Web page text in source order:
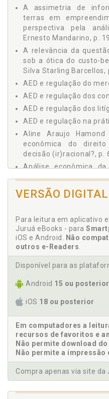
A ASSIMETRIA DE
TERRAS EM
PERSPECTIVA PELA
Ernesto Mandarino, p. 191
A assimetria de
terras em
perspectiva pela
Ernesto Mandarino, p.
A relevância da
sob a ótica do custo-
Silva Starling Barcellos,
AED e regulação do
AED e regulação dos
AED e regulação dos
AED e regulação na
Aline Araujo
econômica do
decisão (ir)racional?, p.
Análise econômica
compromisso pela
Costa, p. 31
Análise econômica
Costa de Freitas, p. 61
Análise econômica
informação nas
pela análise
Análise econômica
Direito: a que
"expressivamente"
do mercado? Soraya
Análise econômica dos
parques naturais:
Nacional do Iguaçu.
Análise pelas lentes
coletivos empresariais
Machado R. Vianna, p.
VERSÃO
Para leitura em aplicativo
Juruá eBooks - para
iOS e Android. Não
outros e-Readers.
Disponível para as
Android 15 ou posterior
iOS 18 ou posterior
Em computadores a
recursos de favoritos e
Não permite download
Não permite a
Compra apenas via site da